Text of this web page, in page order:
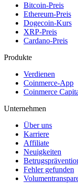
Bitcoin-Preis
Ethereum-Preis
Dogecoin-Kurs
XRP-Preis
Cardano-Preis
Produkte
Verdienen
Coinmerce-App
Coinmerce
Unternehmen
Über uns
Karriere
Affiliate
Neuigkeiten
Fehler gefunden